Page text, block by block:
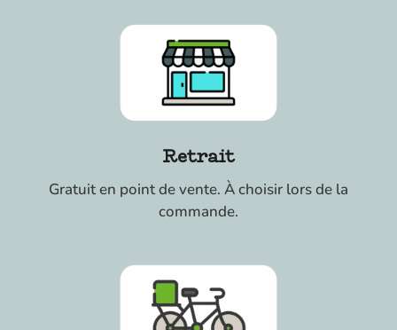
Retrait
Gratuit en point de vente. À choisir lors de la
commande.